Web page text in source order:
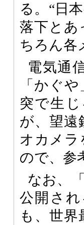
る。“日
落下とあ
ちろん各
電気通
「かぐ
突で生
が、望遠
オカメラ
ので、参
なお、
公開さ
も、世